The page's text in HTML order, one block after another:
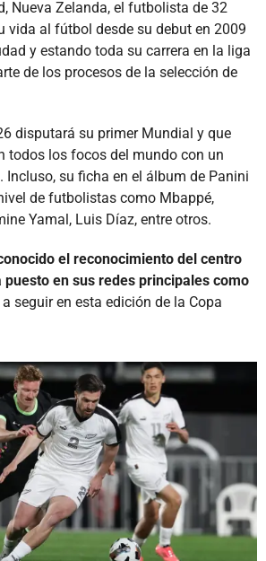
Nueva Zelanda, el futbolista de 32
vida al fútbol desde su debut en 2009
y estando toda su carrera en la liga
de los procesos de la selección de
disputará su primer Mundial y que
todos los focos del mundo con un
su ficha en el álbum de Panini
de futbolistas como Mbappé,
Yamal, Luis Díaz, entre otros.
el reconocimiento del centro
puesto en sus redes principales como
a seguir en esta edición de la Copa